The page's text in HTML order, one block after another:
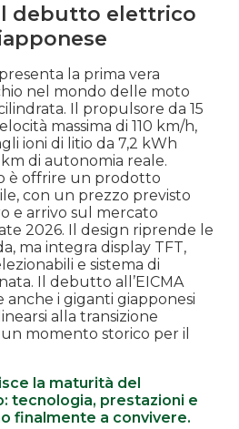
debutto elettrico
la prima vera
nel mondo delle moto
Il propulsore da 15
massima di 110 km/h,
ioni di litio da 7,2 kWh
di autonomia reale.
è offrire un prodotto
con un prezzo previsto
e arrivo sul mercato
2026. Il design riprende le
ma integra display TFT,
e sistema di
Il debutto all’EICMA
anche i giganti giapponesi
alla transizione
momento storico per il
la maturità del
tecnologia, prestazioni e
finalmente a convivere.